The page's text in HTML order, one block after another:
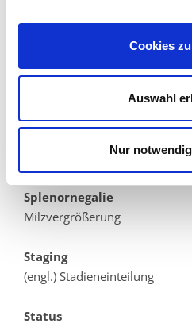
Cookies
Auswahl
Nur
spezifisch
bestimmt, kennzeichnend
zur Wirbelsäule/Rückenmark
Splenornegalie
Milzvergrößerung
Staging
(engl.) Stadieneinteilung
Status